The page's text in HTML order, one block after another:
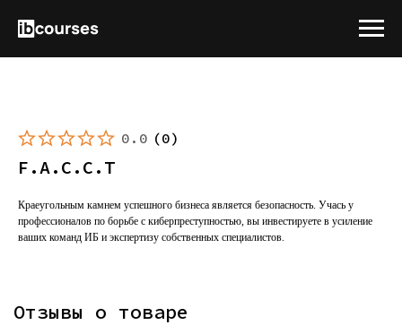
0.0 (0)
F.A.C.C.T
Краеугольным камнем успешного бизнеса является безопасность. Учась у
профессионалов по борьбе с киберпреступностью, вы инвестируете в усиление
ваших команд ИБ и экспертизу собственных специалистов.
Отзывы о товаре